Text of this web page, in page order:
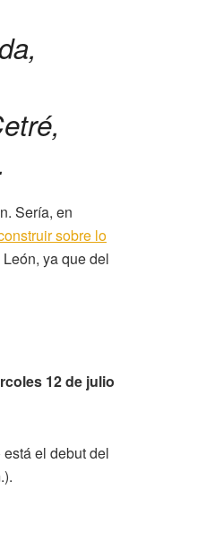
Sería, en
sobre lo
ya que del
12 de julio
el debut del